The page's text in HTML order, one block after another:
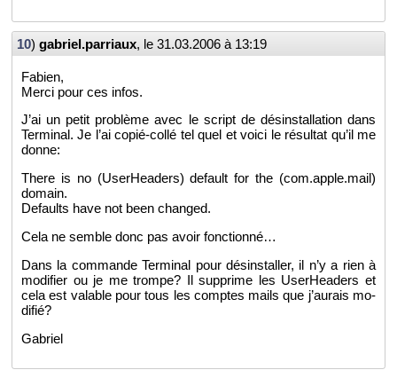
10) gabriel.​parriaux, le 31.03.2006 à 13:19
Fa­bien,
Merci pour ces infos.
J’ai un petit pro­blème avec le script de dés­ins­tal­la­tion dans
Ter­mi­nal. Je l’ai co­pié-collé tel quel et voici le ré­sul­tat qu’il me
donne:
There is no (Use­rHea­ders) de­fault for the (com.​apple.​mail)
do­main.
De­faults have not been chan­ged.
Cela ne semble donc pas avoir fonc­tionné…
Dans la com­mande Ter­mi­nal pour dés­ins­tal­ler, il n’y a rien à
mo­di­fier ou je me trompe? Il sup­prime les Use­rHea­ders et
cela est va­lable pour tous les comptes mails que j’au­rais mo­
di­fié?
Ga­briel